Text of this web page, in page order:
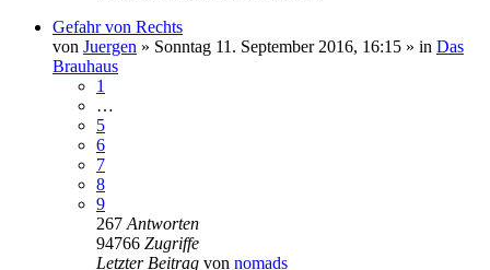
Gefahr von Rechts
von Juergen » Sonntag 11. September 2016, 16:15 » in Das
Brauhaus
1
…
5
6
7
8
9
267 Antworten
94766 Zugriffe
Letzter Beitrag von nomads